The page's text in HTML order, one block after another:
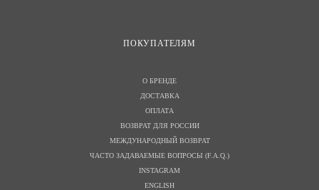
ПОКУПАТЕЛЯМ
О БРЕНДЕ
ДОСТАВКА
ОПЛАТА
ВОЗВРАТ ДЛЯ РОССИИ
МЕЖДУНАРОДНЫЙ ВОЗВРАТ
ЧАСТО ЗАДАВАЕМЫЕ ВОПРОСЫ (F.A.Q.)
INSTAGRAM
ENGLISH